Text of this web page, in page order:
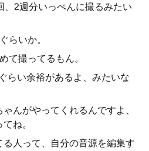
、2週分いっぺんに撮るみたい
らいか。
て撮ってるもん。
らい余裕があるよ、みたいな
んがやってくれるんですよ、
ね。
人って、自分の音源を編集す